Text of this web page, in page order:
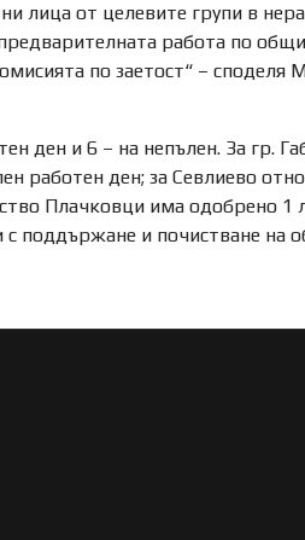
лица от целевите групи в
работа по
по заетост“ – споделя
ден и 6 – на непълен. За гр.
работен ден; за Севлиево
Плачковци има одобрено 1
с поддържане и почистване